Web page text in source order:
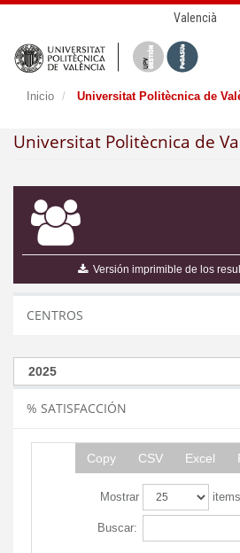
Valencià
Inicio Universitat Politècnica de
Universitat Politècnica de
Versión imprimible de los
CENTROS
% SATISFACCIÓN
Copy CSV Excel
Mostrar
Buscar: